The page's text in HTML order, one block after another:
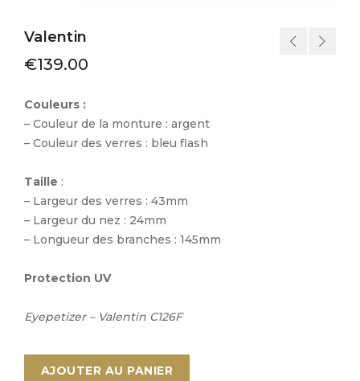
Valentin
€139.00
Couleurs :
– Couleur de la monture : argent
– Couleur des verres : bleu flash
Taille :
– Largeur des verres : 43mm
– Largeur du nez : 24mm
– Longueur des branches : 145mm
Protection UV
Eyepetizer – Valentin C126F
AJOUTER AU PANIER